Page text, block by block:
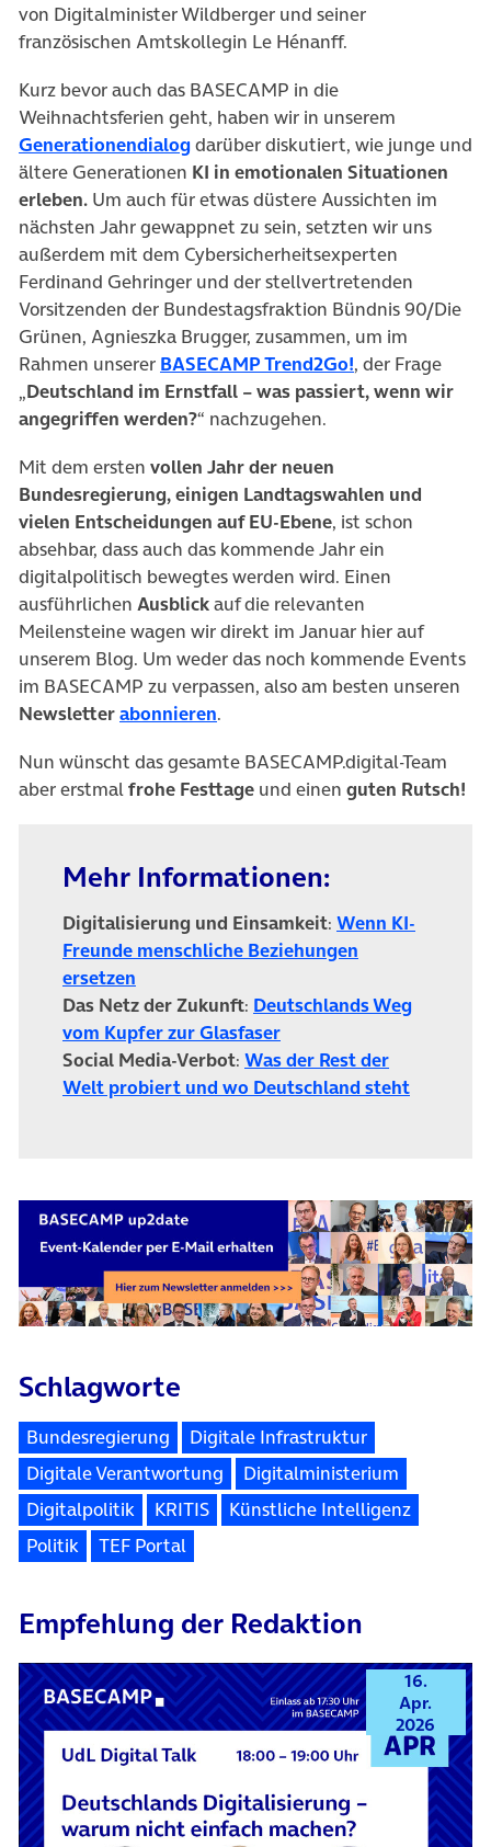
von Digitalminister Wildberger und seiner
französischen Amtskollegin Le Hénanff.
Kurz bevor auch das BASECAMP in die
Weihnachtsferien geht, haben wir in unserem
Generationendialog(öffnet in neuem Tab)
darüber diskutiert, wie junge und
ältere Generationen KI in emotionalen Situationen
erleben. Um auch für etwas düstere Aussichten im
nächsten Jahr gewappnet zu sein, setzten wir uns
außerdem mit dem Cybersicherheitsexperten
Ferdinand Gehringer und der stellvertretenden
Vorsitzenden der Bundestagsfraktion Bündnis 90/Die
Grünen, Agnieszka Brugger, zusammen, um im
Rahmen unserer BASECAMP Trend2Go!(öffnet in
, der Frage
„Deutschland im Ernstfall – was passiert, wenn wir
angegriffen werden?“ nachzugehen.
Mit dem ersten vollen Jahr der neuen
Bundesregierung, einigen Landtagswahlen und
vielen Entscheidungen auf EU-Ebene, ist schon
absehbar, dass auch das kommende Jahr ein
digitalpolitisch bewegtes werden wird. Einen
ausführlichen Ausblickauf die relevanten
Meilensteine wagen wir direkt im Januar hier auf
unserem Blog. Um weder das noch kommende Events
im BASECAMP zu verpassen, also am besten unseren
Newsletterabonnieren(öffnet in neuem Tab)
.
Nun wünscht das gesamte BASECAMP.digital-Team
aber erstmalfrohe Festtage und einen guten Rutsch!
Mehr Informationen:
Digitalisierung und Einsamkeit: Wenn KI-
Freunde menschliche Beziehungen
ersetzen
Das Netz der Zukunft: Deutschlands Weg
vom Kupfer zur Glasfaser(öffnet in neuem Tab)
Social Media-Verbot: Was der Rest der
Welt probiert und wo Deutschland steht(öffnet in
Schlagworte
Bundesregierung
Digitale Infrastruktur
Digitale Verantwortung
Digitalministerium
Digitalpolitik
KRITIS
Künstliche Intelligenz
Politik
TEF Portal
Empfehlung der Redaktion
16.
Apr.
2026